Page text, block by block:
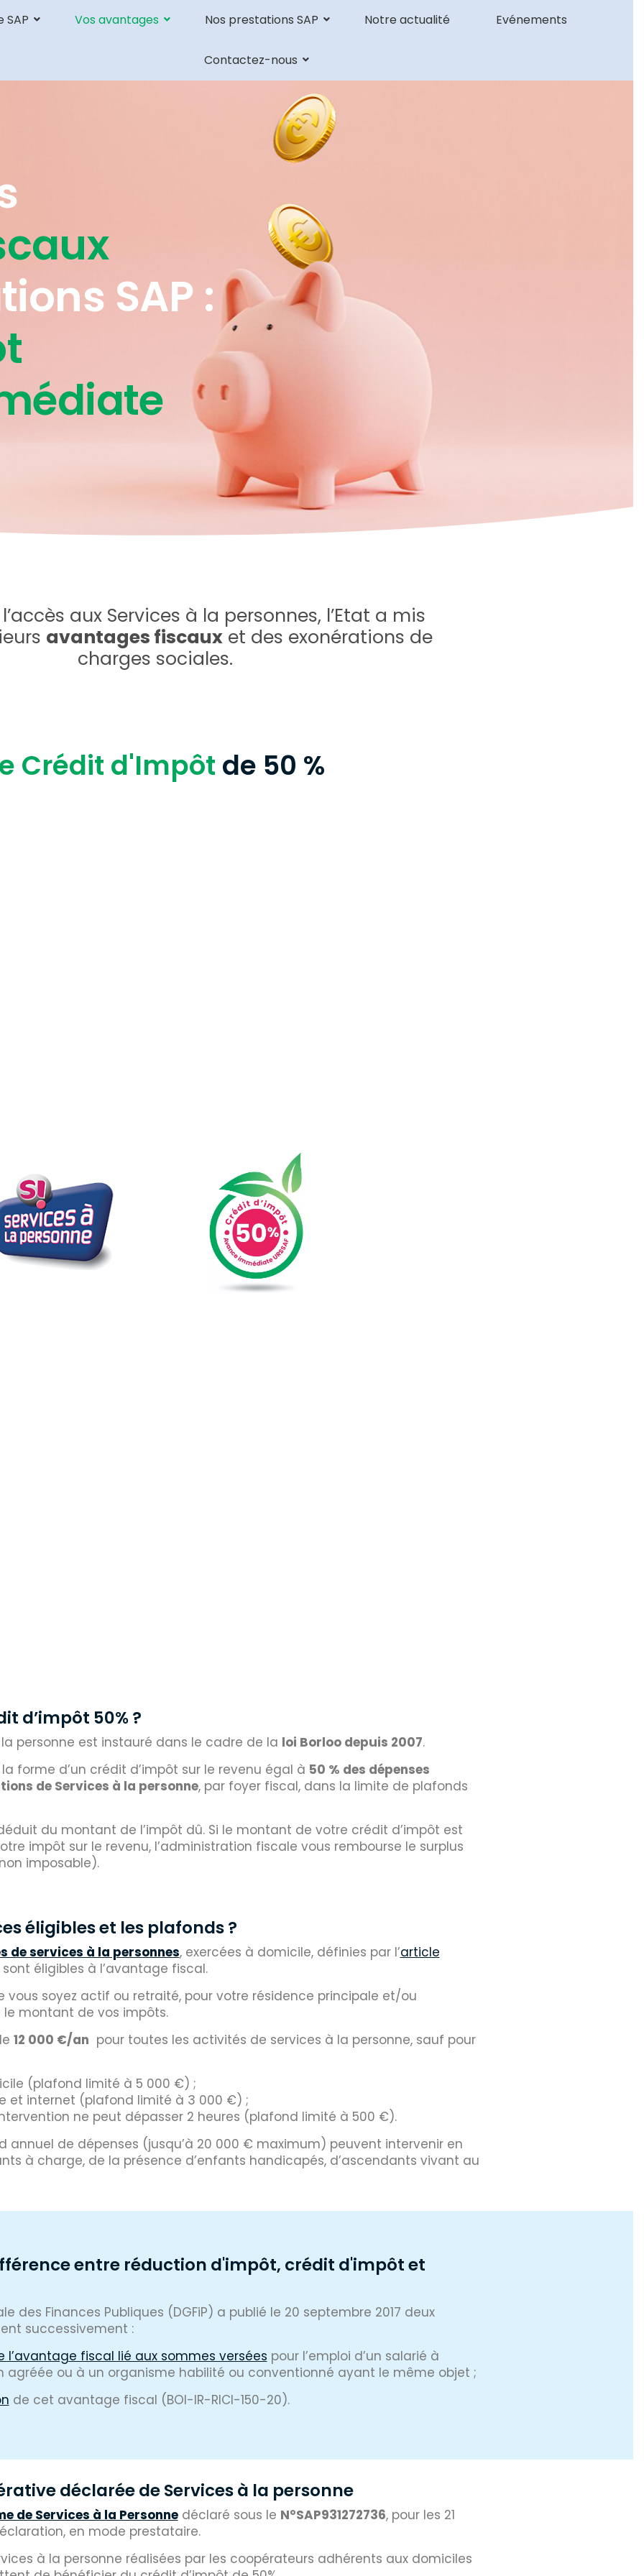
Vos avantages Nos prestations SAP Notre actualité Evénements
Contactez-nous
SAP :
aux Services à la personnes, l’Etat a mis
avantages fiscaux et des exonérations de
charges sociales.
Crédit d'Impôt de 50 %
d’impôt 50% ?
personne est instauré dans le cadre de la loi Borloo depuis 2007.
forme d’un crédit d’impôt sur le revenu égal à 50 % des dépenses
de Services à la personne, par foyer fiscal, dans la limite de plafonds
du montant de l’impôt dû. Si le montant de votre crédit d’impôt est
impôt sur le revenu, l’administration fiscale vous rembourse le surplus
imposable).
éligibles et les plafonds ?
de services à la personnes, exercées à domicile, définies par l’article
éligibles à l’avantage fiscal.
vous soyez actif ou retraité, pour votre résidence principale et/ou
montant de vos impôts.
12 000 €/an pour toutes les activités de services à la personne, sauf pour
(plafond limité à 5 000 €) ;
et internet (plafond limité à 3 000 €) ;
ne peut dépasser 2 heures (plafond limité à 500 €).
annuel de dépenses (jusqu’à 20 000 € maximum) peuvent intervenir en
à charge, de la présence d’enfants handicapés, d’ascendants vivant au
entre réduction d'impôt, crédit d'impôt et
des Finances Publiques (DGFiP) a publié le 20 septembre 2017 deux
successivement :
fiscal lié aux sommes versées pour l’emploi d’un salarié à
agréée ou à un organisme habilité ou conventionné ayant le même objet ;
de cet avantage fiscal (BOI-IR-RICI-150-20).
déclarée de Services à la personne
de Services à la Personnedéclaré sous le N°SAP931272736, pour les 21
en mode prestataire.
à la personne réalisées par les coopérateurs adhérents aux domiciles